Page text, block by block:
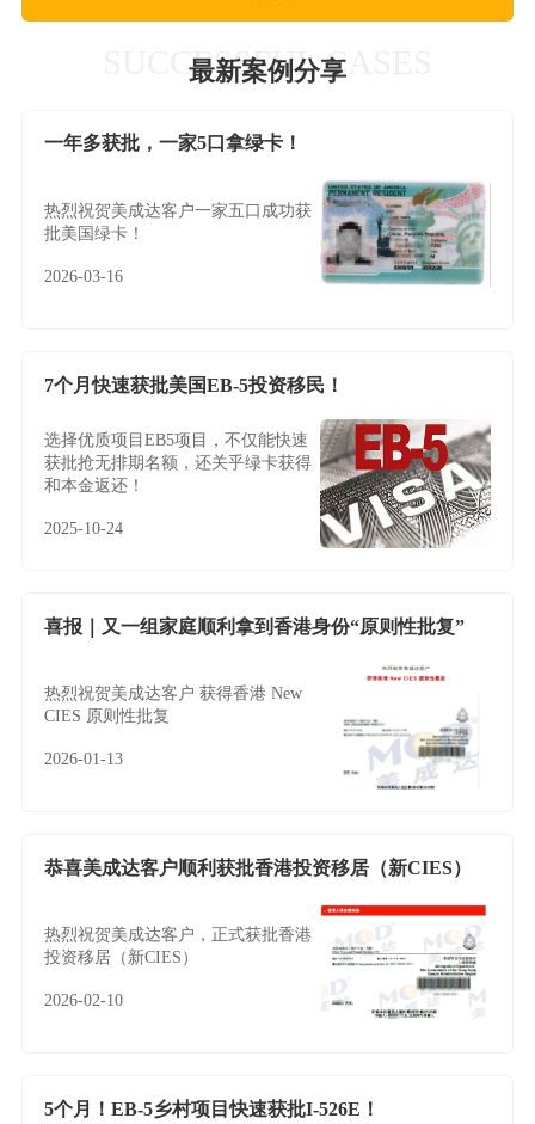
SUCCESSFUL CASES
最新案例分享
一年多获批，一家5口拿绿卡！
热烈祝贺美成达客户一家五口成功获
批美国绿卡！
2026-03-16
7个月快速获批美国EB-5投资移民！
选择优质项目EB5项目，不仅能快速
获批抢无排期名额，还关乎绿卡获得
和本金返还！
2025-10-24
喜报｜又一组家庭顺利拿到香港身份“原则性批复”
热烈祝贺美成达客户 获得香港 New
CIES 原则性批复
2026-01-13
恭喜美成达客户顺利获批香港投资移居（新CIES）
热烈祝贺美成达客户，正式获批香港
投资移居（新CIES）
2026-02-10
5个月！EB-5乡村项目快速获批I-526E！